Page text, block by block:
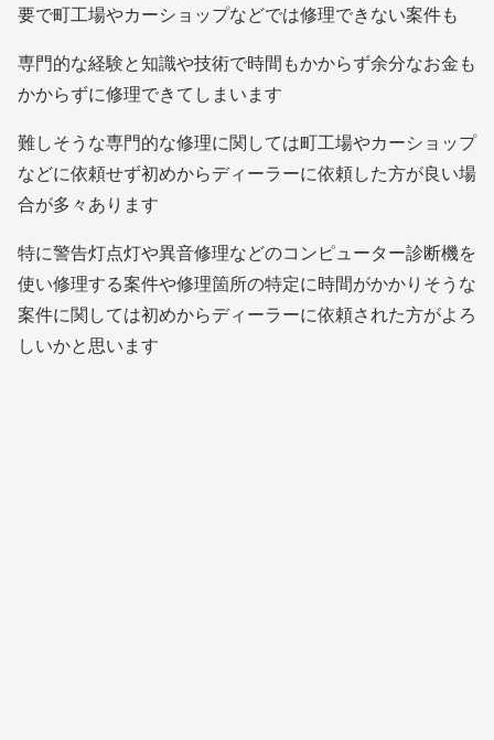
要で町工場やカーショップなどでは修理できない案件も
専門的な経験と知識や技術で時間もかからず余分なお金も
かからずに修理できてしまいます
難しそうな専門的な修理に関しては町工場やカーショップ
などに依頼せず初めからディーラーに依頼した方が良い場
合が多々あります
特に警告灯点灯や異音修理などのコンピューター診断機を
使い修理する案件や修理箇所の特定に時間がかかりそうな
案件に関しては初めからディーラーに依頼された方がよろ
しいかと思います